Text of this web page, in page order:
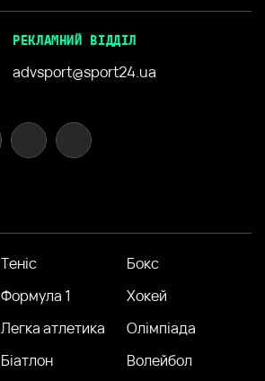
РЕКЛАМНИЙ ВІДДІЛ
advsport@sport24.ua
Теніс
Бокс
Формула 1
Хокей
Легка атлетика
Олімпіада
Біатлон
Волейбол